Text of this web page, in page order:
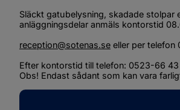
Släckt gatubelysning, skadade stolpar
anläggningsdelar anmäls kontorstid
reception@sotenas.se eller per
Efter kontorstid till telefon: 0523-66
Obs! Endast sådant som kan vara